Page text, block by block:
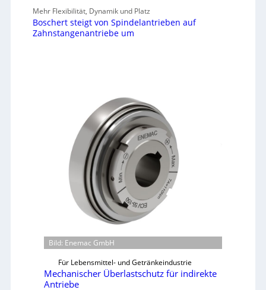
Mehr Flexibilität, Dynamik und Platz
Boschert steigt von Spindelantrieben auf
Zahnstangenantriebe um
Bild: Enemac GmbH
Für Lebensmittel- und Getränkeindustrie
Mechanischer Überlastschutz für indirekte
Antriebe